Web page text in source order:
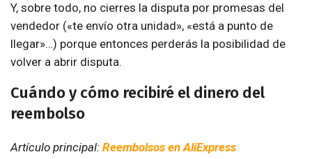
Y, sobre todo, no cierres la disputa por promesas del
vendedor («te envío otra unidad», «está a punto de
llegar»…) porque entonces perderás la posibilidad de
volver a abrir disputa.
Cuándo y cómo recibiré el dinero del
reembolso
Artículo principal: Reembolsos en AliExpress